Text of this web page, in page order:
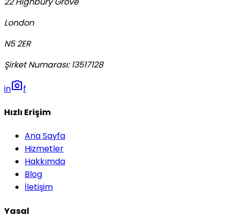
London
N5 2ER
Şirket Numarası: 13517128
inphoto_cameraf
Hızlı Erişim
Ana Sayfa
Hizmetler
Hakkımda
Blog
İletişim
Yasal